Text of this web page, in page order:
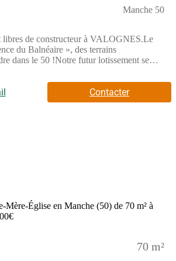
Manche 50
libres de constructeur à VALOGNES.Le
du Balnéaire », des terrains
dans le 50 !Notre futur lotissement se
libres de constructeur et viabilisés. La
constructibles va de 216 à 429 m2, de
qui vous ressemble vraiment !Pour
Contacter
70 m²